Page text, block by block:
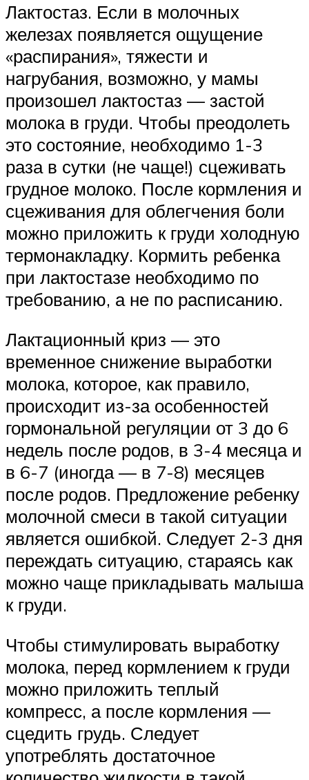
Лактостаз. Если в молочных
железах появляется ощущение
«распирания», тяжести и
нагрубания, возможно, у мамы
произошел лактостаз — застой
молока в груди. Чтобы преодолеть
это состояние, необходимо 1-3
раза в сутки (не чаще!) сцеживать
грудное молоко. После кормления и
сцеживания для облегчения боли
можно приложить к груди холодную
термонакладку. Кормить ребенка
при лактостазе необходимо по
требованию, а не по расписанию.
Лактационный криз — это
временное снижение выработки
молока, которое, как правило,
происходит из-за особенностей
гормональной регуляции от 3 до 6
недель после родов, в 3-4 месяца и
в 6-7 (иногда — в 7-8) месяцев
после родов. Предложение ребенку
молочной смеси в такой ситуации
является ошибкой. Следует 2-3 дня
переждать ситуацию, стараясь как
можно чаще прикладывать малыша
к груди.
Чтобы стимулировать выработку
молока, перед кормлением к груди
можно приложить теплый
компресс, а после кормления —
сцедить грудь. Следует
употреблять достаточное